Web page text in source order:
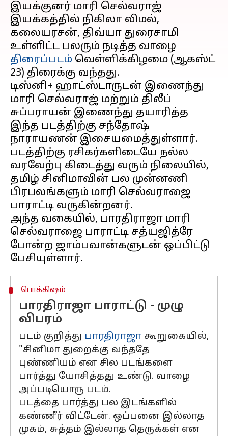
இயக்குனர் மாரி செல்வராஜ்
இயக்கத்தில் நிகிலா விமல்,
கலையரசன், திவ்யா துரைசாமி
உள்ளிட்ட பலரும் நடித்த வாழை
திரைப்படம் வெள்ளிக்கிழமை (ஆகஸ்ட்
23) திரைக்கு வந்தது.
டிஸ்னி+ ஹாட்ஸ்டாருடன் இணைந்து
மாரி செல்வராஜ் மற்றும் திலீப்
சுப்பராயன் இணைந்து தயாரித்த
இந்த படத்திற்கு சந்தோஷ்
நாராயணன் இசையமைத்துள்ளார்.
படத்திற்கு ரசிகர்களிடையே நல்ல
வரவேற்பு கிடைத்து வரும் நிலையில்,
தமிழ் சினிமாவின் பல முன்னணி
பிரபலங்களும் மாரி செல்வராஜை
பாராட்டி வருகின்றனர்.
அந்த வகையில், பாரதிராஜா மாரி
செல்வராஜை பாராட்டி சத்யஜித்ரே
போன்ற ஜாம்பவான்களுடன் ஒப்பிட்டு
பொக்கிஷம்
பாரதிராஜா பாராட்டு - முழு
விபரம்
படம் குறித்து பாரதிராஜா கூறுகையில்,
"சினிமா துறைக்கு வந்ததே
புண்ணியம் என சில படங்களை
பார்த்து யோசித்தது உண்டு. வாழை
அப்படியொரு படம்.
படத்தை பார்த்து பல இடங்களில்
கண்ணீர் விட்டேன். ஒப்பனை இல்லாத
முகம், சுத்தம் இல்லாத தெருக்கள் என